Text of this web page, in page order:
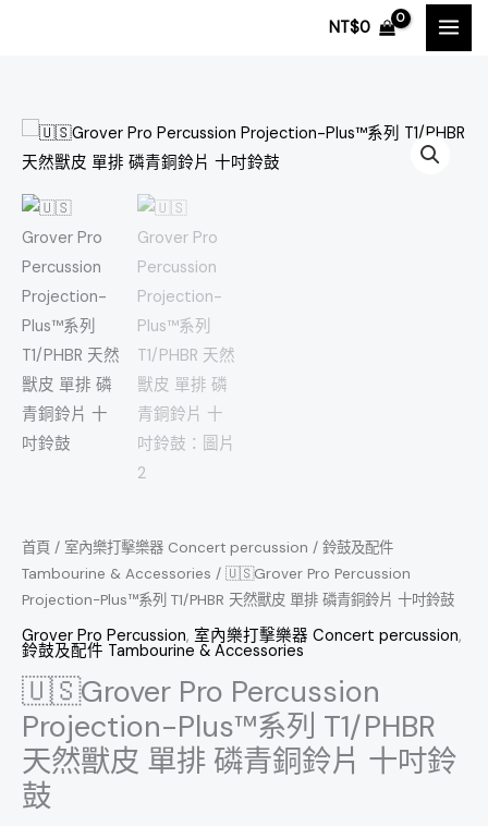
NT$0
首頁 / 室內樂打擊樂器 Concert percussion / 鈴鼓及配件
Tambourine & Accessories / 🇺🇸Grover Pro Percussion
Projection-Plus™系列 T1/PHBR 天然獸皮 單排 磷青銅鈴片 十吋鈴鼓
Grover Pro Percussion, 室內樂打擊樂器 Concert percussion,
鈴鼓及配件 Tambourine & Accessories
🇺🇸Grover Pro Percussion
Projection-Plus™系列 T1/PHBR
天然獸皮 單排 磷青銅鈴片 十吋鈴
鼓
🇺🇸
Grover
Pro
Percussion
Projection-
Plus™
系
列
T1/PHBR
天
然
獸
排
磷
青
銅
鈴
片
十
吋
鈴
鼓